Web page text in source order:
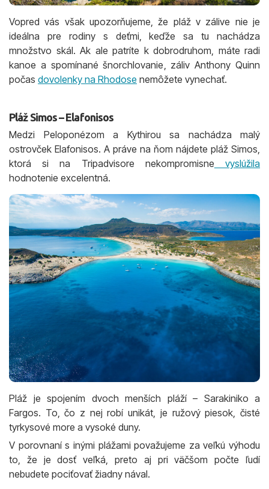
Vopred vás však upozorňujeme, že pláž v zálive nie je
ideálna pre rodiny s deťmi, keďže sa tu nachádza
množstvo skál. Ak ale patríte k dobrodruhom, máte radi
kanoe a spomínané šnorchlovanie, záliv Anthony Quinn
počas dovolenky na Rhodose nemôžete vynechať.
Pláž Simos – Elafonisos
Medzi Peloponézom a Kythirou sa nachádza malý
ostrovček Elafonisos. A práve na ňom nájdete pláž Simos,
ktorá si na Tripadvisore nekompromisne vyslúžila
hodnotenie excelentná.
Pláž je spojením dvoch menších pláží – Sarakiniko a
Fargos. To, čo z nej robí unikát, je ružový piesok, čisté
tyrkysové more a vysoké duny.
V porovnaní s inými plážami považujeme za veľkú výhodu
to, že je dosť veľká, preto aj pri väčšom počte ľudí
nebudete pociťovať žiadny nával.